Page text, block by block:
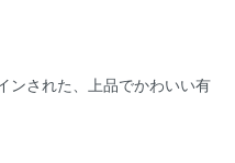
ンされた、上品でかわいい有